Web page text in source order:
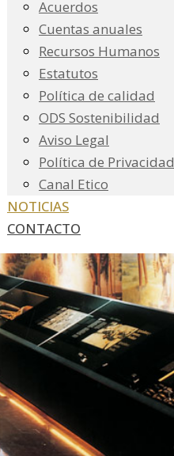
Acuerdos
Cuentas anuales
Recursos Humanos
Estatutos
Política de calidad
ODS Sostenibilidad
Aviso Legal
Política de Privacidad
Canal Etico
NOTICIAS
CONTACTO